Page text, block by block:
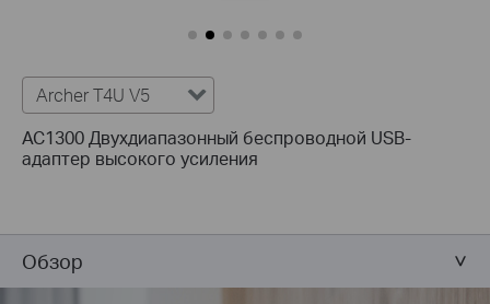
Archer T4U V5
AC1300 Двухдиапазонный беспроводной USB-
адаптер высокого усиления
Обзор